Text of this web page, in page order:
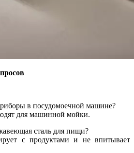
в посудомоечной машине?
для машинной мойки.
сталь для пищи?
с продуктами и не впитывает